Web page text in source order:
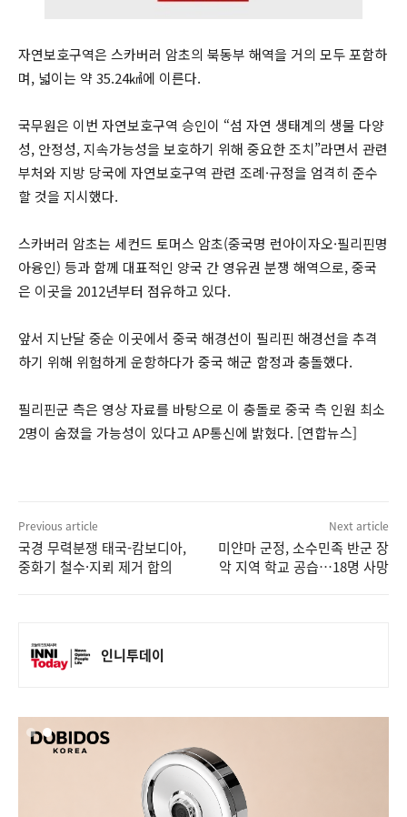
자연보호구역은 스카버러 암초의 북동부 해역을 거의 모두 포함하
며, 넓이는 약 35.24㎢에 이른다.
국무원은 이번 자연보호구역 승인이 “섬 자연 생태계의 생물 다양
성, 안정성, 지속가능성을 보호하기 위해 중요한 조치”라면서 관련
부처와 지방 당국에 자연보호구역 관련 조례·규정을 엄격히 준수
할 것을 지시했다.
스카버러 암초는 세컨드 토머스 암초(중국명 런아이자오·필리핀명
아융인) 등과 함께 대표적인 양국 간 영유권 분쟁 해역으로, 중국
은 이곳을 2012년부터 점유하고 있다.
앞서 지난달 중순 이곳에서 중국 해경선이 필리핀 해경선을 추격
하기 위해 위험하게 운항하다가 중국 해군 함정과 충돌했다.
필리핀군 측은 영상 자료를 바탕으로 이 충돌로 중국 측 인원 최소
2명이 숨졌을 가능성이 있다고 AP통신에 밝혔다. [연합뉴스]
Previous article
국경 무력분쟁 태국-캄보디아,
중화기 철수·지뢰 제거 합의
Next article
미얀마 군정, 소수민족 반군 장
악 지역 학교 공습…18명 사망
인니투데이